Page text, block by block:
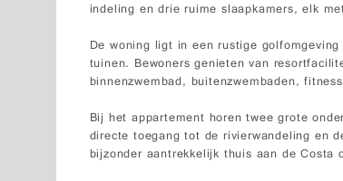
indeling en drie ruime slaapkamers, elk
De woning ligt in een rustige
tuinen. Bewoners genieten van
binnenzwembad, buitenzwembaden,
Bij het appartement horen twee grote
directe toegang tot de rivierwandeling en
bijzonder aantrekkelijk thuis aan de Costa